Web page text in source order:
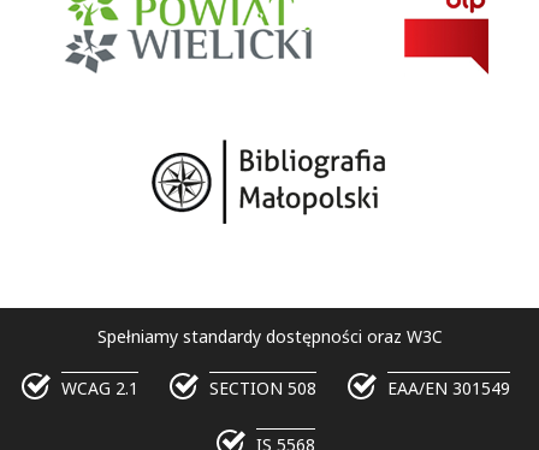
Spełniamy standardy dostępności oraz W3C
WCAG 2.1 SECTION 508 EAA/EN 301549
IS 5568